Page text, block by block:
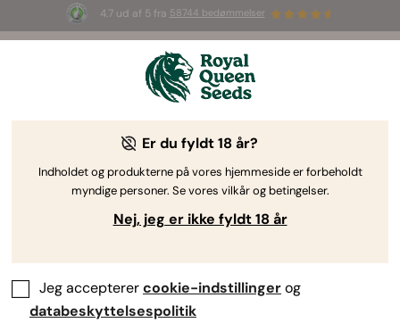
4.7 ud af 5 fra 58744 bedømmelser
ummer Sales
: Op til 50 % rabat
på udvalgte produkter! ⏤
Dyrkningsvejledning til cannabis af Royal Queen Seeds
Emnefinder
grundlæggende
Er du fyldt 18 år?
Indholdet og produkterne på vores hjemmeside er forbeholdt
myndige personer. Se vores vilkår og betingelser.
Nej, jeg er ikke fyldt 18 år
Jeg accepterercookie-indstillingerog
databeskyttelsespolitik